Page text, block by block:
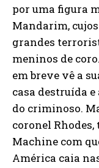
por uma figura
Mandarim,
grandes
meninos de
em breve vê a
casa destruída
do criminoso.
coronel
Machine com
América caia